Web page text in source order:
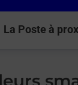
La Poste à